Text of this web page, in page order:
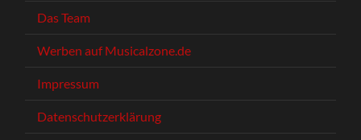
Das Team
Werben auf Musicalzone.de
Impressum
Datenschutzerklärung